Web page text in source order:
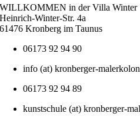
WILLKOMMEN in der Villa Winter
Heinrich-Winter-Str. 4a
61476 Kronberg im Taunus
06173 92 94 90
info (at) kronberger-
06173 92 94 89
kunstschule (at) kronberger-